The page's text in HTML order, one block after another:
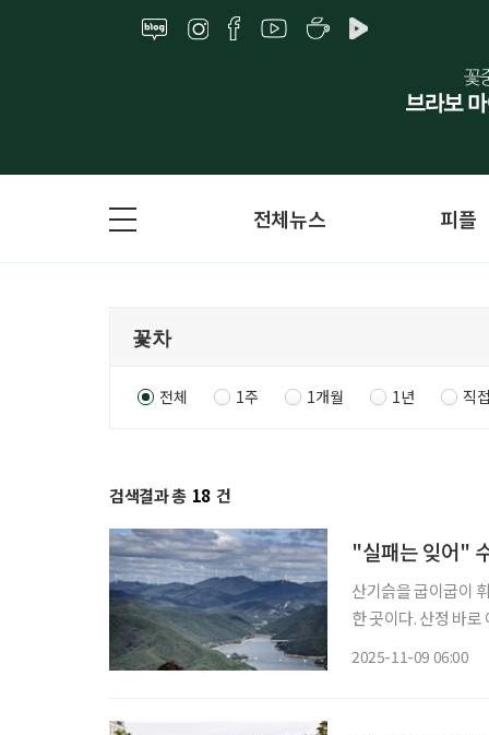
전체뉴스 피플
전체 1주 1개월 1년 직
검색결과 총 18 건
"실패는 잊어"
산기슭을 굽이굽이
한 곳이다. 산정 바
2025-11-09 06:00